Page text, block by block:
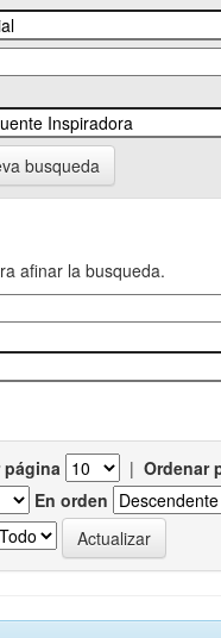
busqueda
afinar la busqueda.
página | Ordenar
En orden